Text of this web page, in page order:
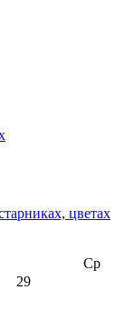
цветах
Ср
29